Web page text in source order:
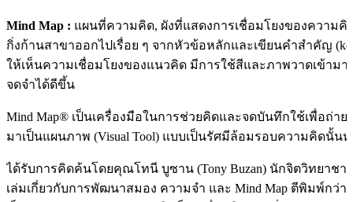
Mind Map : แผนที่ความคิด, ผังที่แสดงการเชื่อมโยงของความ
กิ่งก้านสาขาออกไปเรื่อย ๆ จากหัวข้อหลักและเขียนคำสำคัญ
ให้เห็นความเชื่อมโยงของแนวคิด มีการใช้สีและภาพวาดเข้ามา
จดจำได้ดีขึ้น
Mind Map® เป็นเครื่องมือในการช่วยคิดและจดบันทึกใช้เพื่อถ่
มาเป็นแผนภาพ (Visual Tool) แบบเป็นรัศมีล้อมรอบความคิดนั้นหรื
ได้รับการคิดค้นโดยคุณโทนี บูซาน (Tony Buzan) นักจิตวิทยาชา
เล่มเกี่ยวกับการพัฒนาสมอง ความจำ และ Mind Map ตีพิมพ์กว่า